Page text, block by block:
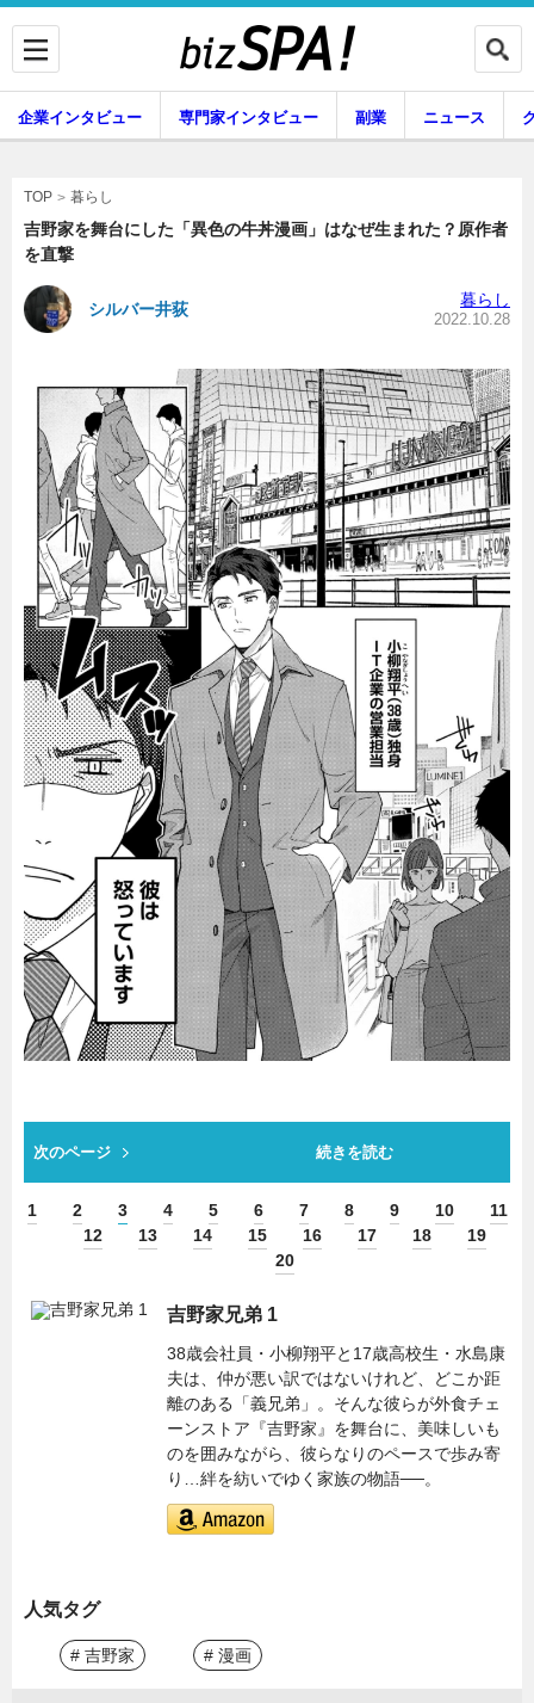
専門家インタビュー
副業 ニュース
グルメ スキル
暮らし エンタメ
連載一覧
企業インタビュー 専門家インタビュー 副業 ニュース
TOP 暮らし
吉野家を舞台にした「異色の牛丼漫画」はなぜ生まれた？原作者
を直撃
シルバー井荻 暮らし
2022.10.28
次のページ 続きを読む
1 2 3 4 5 6 7 8 9 10
11
12
13 14 15 16 17 18
19
20
吉野家兄弟 1
38歳会社員・小柳翔平と17歳高校生・水島康
夫は、仲が悪い訳ではないけれど、どこか距
離のある「義兄弟」。そんな彼らが外食チェ
ーンストア『吉野家』を舞台に、美味しいも
のを囲みながら、彼らなりのペースで歩み寄
り…絆を紡いでゆく家族の物語──。
人気タグ
# 吉野家 # 漫画